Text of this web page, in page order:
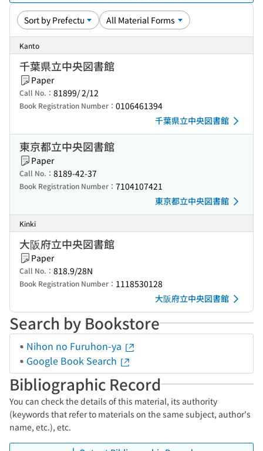
Kanto
千葉県立中央図書館
Paper
Call No.： 81899/ 2/12
Book Registration Number： 0106461394
千葉県立中央図書館
東京都立中央図書館
Paper
Call No.： 8189-42-37
Book Registration Number： 7104107421
東京都立中央図書館
Kinki
大阪府立中央図書館
Paper
Call No.： 818.9/28N
Book Registration Number： 1118530128
大阪府立中央図書館
Search by Bookstore
Nihon no Furuhon-ya
Google Book Search
Bibliographic Record
You can check the details of this material, its authority
(keywords that refer to materials on the same subject, author's
name, etc.), etc.